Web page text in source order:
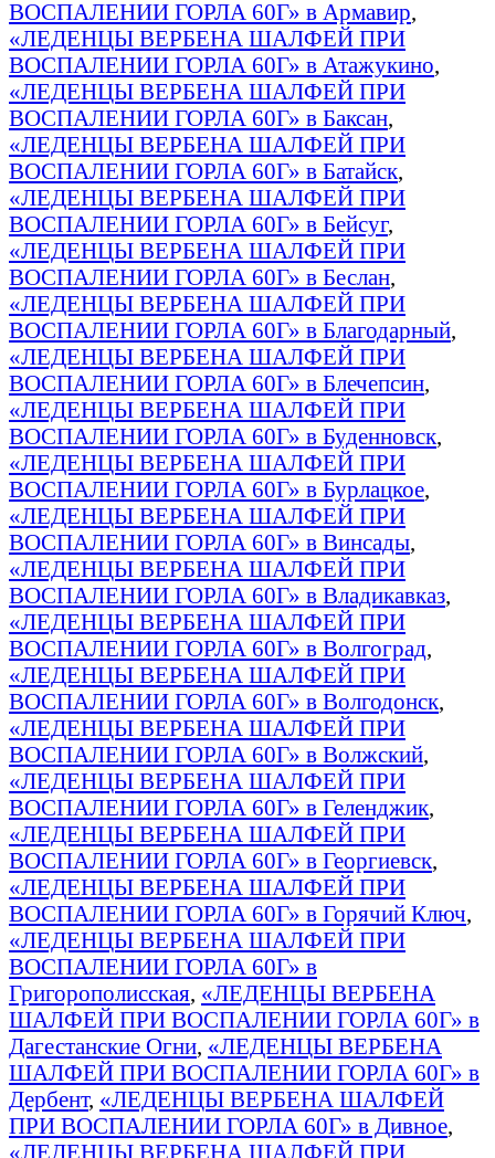
ВОСПАЛЕНИИ ГОРЛА 60Г» в Армавир,
«ЛЕДЕНЦЫ ВЕРБЕНА ШАЛФЕЙ ПРИ
ВОСПАЛЕНИИ ГОРЛА 60Г» в Атажукино,
«ЛЕДЕНЦЫ ВЕРБЕНА ШАЛФЕЙ ПРИ
ВОСПАЛЕНИИ ГОРЛА 60Г» в Баксан,
«ЛЕДЕНЦЫ ВЕРБЕНА ШАЛФЕЙ ПРИ
ВОСПАЛЕНИИ ГОРЛА 60Г» в Батайск,
«ЛЕДЕНЦЫ ВЕРБЕНА ШАЛФЕЙ ПРИ
ВОСПАЛЕНИИ ГОРЛА 60Г» в Бейсуг,
«ЛЕДЕНЦЫ ВЕРБЕНА ШАЛФЕЙ ПРИ
ВОСПАЛЕНИИ ГОРЛА 60Г» в Беслан,
«ЛЕДЕНЦЫ ВЕРБЕНА ШАЛФЕЙ ПРИ
ВОСПАЛЕНИИ ГОРЛА 60Г» в Благодарный,
«ЛЕДЕНЦЫ ВЕРБЕНА ШАЛФЕЙ ПРИ
ВОСПАЛЕНИИ ГОРЛА 60Г» в Блечепсин,
«ЛЕДЕНЦЫ ВЕРБЕНА ШАЛФЕЙ ПРИ
ВОСПАЛЕНИИ ГОРЛА 60Г» в Буденновск,
«ЛЕДЕНЦЫ ВЕРБЕНА ШАЛФЕЙ ПРИ
ВОСПАЛЕНИИ ГОРЛА 60Г» в Бурлацкое,
«ЛЕДЕНЦЫ ВЕРБЕНА ШАЛФЕЙ ПРИ
ВОСПАЛЕНИИ ГОРЛА 60Г» в Винсады,
«ЛЕДЕНЦЫ ВЕРБЕНА ШАЛФЕЙ ПРИ
ВОСПАЛЕНИИ ГОРЛА 60Г» в Владикавказ,
«ЛЕДЕНЦЫ ВЕРБЕНА ШАЛФЕЙ ПРИ
ВОСПАЛЕНИИ ГОРЛА 60Г» в Волгоград,
«ЛЕДЕНЦЫ ВЕРБЕНА ШАЛФЕЙ ПРИ
ВОСПАЛЕНИИ ГОРЛА 60Г» в Волгодонск,
«ЛЕДЕНЦЫ ВЕРБЕНА ШАЛФЕЙ ПРИ
ВОСПАЛЕНИИ ГОРЛА 60Г» в Волжский,
«ЛЕДЕНЦЫ ВЕРБЕНА ШАЛФЕЙ ПРИ
ВОСПАЛЕНИИ ГОРЛА 60Г» в Геленджик,
«ЛЕДЕНЦЫ ВЕРБЕНА ШАЛФЕЙ ПРИ
ВОСПАЛЕНИИ ГОРЛА 60Г» в Георгиевск,
«ЛЕДЕНЦЫ ВЕРБЕНА ШАЛФЕЙ ПРИ
ВОСПАЛЕНИИ ГОРЛА 60Г» в Горячий Ключ,
«ЛЕДЕНЦЫ ВЕРБЕНА ШАЛФЕЙ ПРИ
ВОСПАЛЕНИИ ГОРЛА 60Г» в
Григорополисская, «ЛЕДЕНЦЫ ВЕРБЕНА
ШАЛФЕЙ ПРИ ВОСПАЛЕНИИ ГОРЛА 60Г» в
Дагестанские Огни, «ЛЕДЕНЦЫ ВЕРБЕНА
ШАЛФЕЙ ПРИ ВОСПАЛЕНИИ ГОРЛА 60Г» в
Дербент, «ЛЕДЕНЦЫ ВЕРБЕНА ШАЛФЕЙ
ПРИ ВОСПАЛЕНИИ ГОРЛА 60Г» в Дивное,
«ЛЕДЕНЦЫ ВЕРБЕНА ШАЛФЕЙ ПРИ